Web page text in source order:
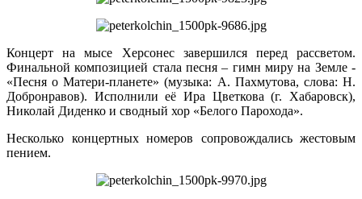
Концерт на мысе Херсонес завершился перед рассветом.
Финальной композицией стала песня – гимн миру на Земле -
«Песня о Матери-планете» (музыка: А. Пахмутова, слова: Н.
Добронравов). Исполнили её Ира Цветкова (г. Хабаровск),
Николай Диденко и сводный хор «Белого Парохода».
Несколько концертных номеров сопровождались жестовым
пением.